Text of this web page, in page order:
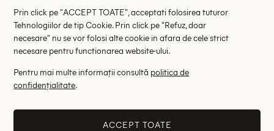
38 44
- 75% - 76%
Prin click pe "ACCEPT TOATE", acceptati folosirea tuturor
Tehnologiilor de tip Cookie. Prin click pe "Refuz, doar
necesare" nu se vor folosi alte cookie in afara de cele strict
necesare pentru functionarea website-ului.
Pentru mai multe informații consultă politica de
confidențialitate.
ACCEPT TOATE